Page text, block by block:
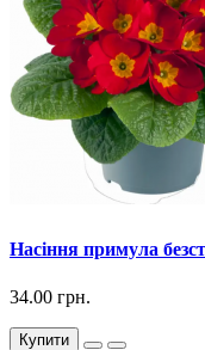
Насіння примула
34.00 грн.
Купити